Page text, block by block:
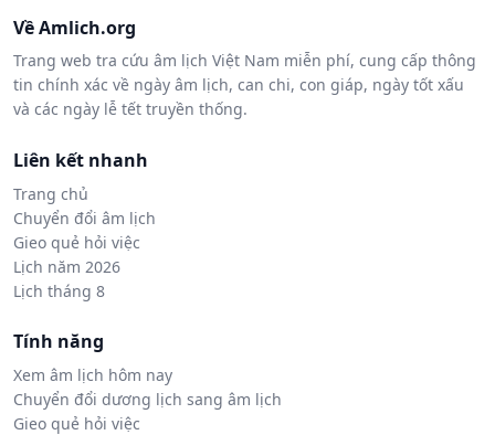
Về Amlich.org
Trang web tra cứu âm lịch Việt Nam miễn phí, cung cấp thông
tin chính xác về ngày âm lịch, can chi, con giáp, ngày tốt xấu
và các ngày lễ tết truyền thống.
Liên kết nhanh
Trang chủ
Chuyển đổi âm lịch
Gieo quẻ hỏi việc
Lịch năm 2026
Lịch tháng 8
Tính năng
Xem âm lịch hôm nay
Chuyển đổi dương lịch sang âm lịch
Gieo quẻ hỏi việc